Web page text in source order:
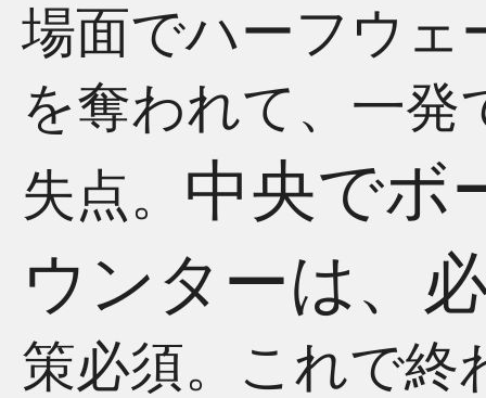
場面でハーフウェ
を奪われて、一発
失点。 中央でボ
ウンターは、
策必須。これで終